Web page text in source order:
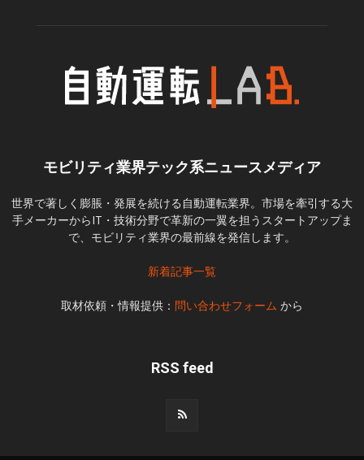
モビリティ業界テック系ニュースメディア
世界で著しく膨脹・発展を続ける自動運転業界。市場を牽引する大
手メーカーからIT・技術分野で革新の一翼を担うスタートアップま
で、モビリティ業界の最前線を発信します。
新着記事一覧
取材依頼・情報提供： 問い合わせフォーム から
RSS feed